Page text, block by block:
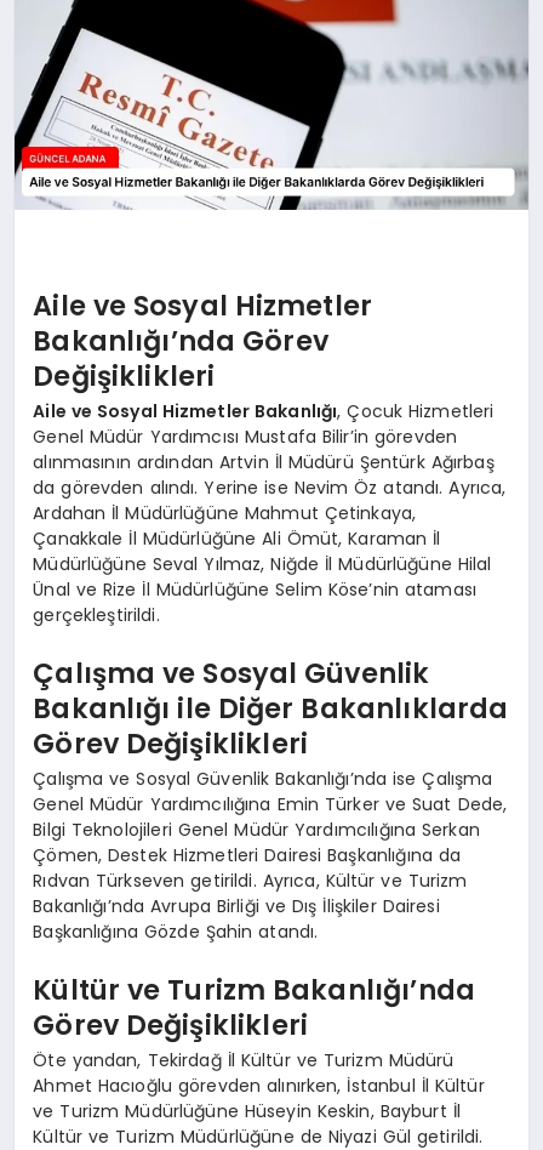
Aile ve Sosyal Hizmetler
Bakanlığı’nda Görev
Değişiklikleri
Aile ve Sosyal Hizmetler Bakanlığı, Çocuk Hizmetleri
Genel Müdür Yardımcısı Mustafa Bilir’in görevden
alınmasının ardından Artvin İl Müdürü Şentürk Ağırbaş
da görevden alındı. Yerine ise Nevim Öz atandı. Ayrıca,
Ardahan İl Müdürlüğüne Mahmut Çetinkaya,
Çanakkale İl Müdürlüğüne Ali Ömüt, Karaman İl
Müdürlüğüne Seval Yılmaz, Niğde İl Müdürlüğüne Hilal
Ünal ve Rize İl Müdürlüğüne Selim Köse’nin ataması
gerçekleştirildi.
Çalışma ve Sosyal Güvenlik
Bakanlığı ile Diğer Bakanlıklarda
Görev Değişiklikleri
Çalışma ve Sosyal Güvenlik Bakanlığı’nda ise Çalışma
Genel Müdür Yardımcılığına Emin Türker ve Suat Dede,
Bilgi Teknolojileri Genel Müdür Yardımcılığına Serkan
Çömen, Destek Hizmetleri Dairesi Başkanlığına da
Rıdvan Türkseven getirildi. Ayrıca, Kültür ve Turizm
Bakanlığı’nda Avrupa Birliği ve Dış İlişkiler Dairesi
Başkanlığına Gözde Şahin atandı.
Kültür ve Turizm Bakanlığı’nda
Görev Değişiklikleri
Öte yandan, Tekirdağ İl Kültür ve Turizm Müdürü
Ahmet Hacıoğlu görevden alınırken, İstanbul İl Kültür
ve Turizm Müdürlüğüne Hüseyin Keskin, Bayburt İl
Kültür ve Turizm Müdürlüğüne de Niyazi Gül getirildi.